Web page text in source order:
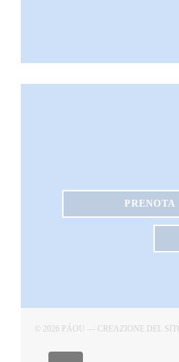
PRENOTA
© 2026 PÁOU — CREAZIONE DEL